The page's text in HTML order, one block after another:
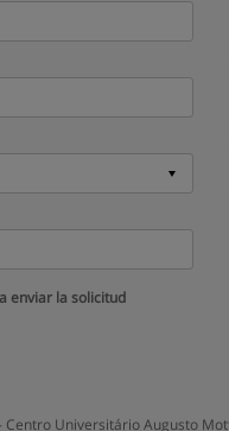
enviar la solicitud
Centro Universitário Augusto